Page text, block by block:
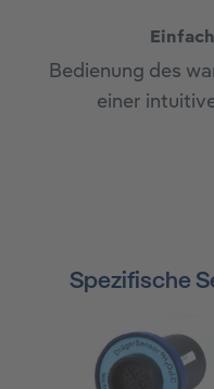
Bedienung des
einer
Spezifische